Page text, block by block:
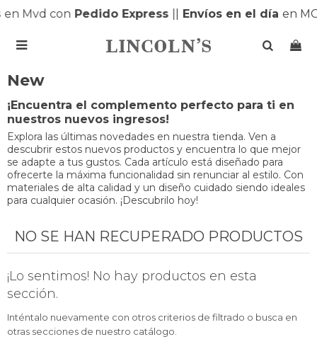
en Mvd conPedido Express Envíos en el día en

New
¡Encuentra el complemento perfecto para ti en
nuestros nuevos ingresos!
Explora las últimas novedades en nuestra tienda. Ven a
descubrir estos nuevos productos y encuentra lo que mejor
se adapte a tus gustos. Cada artículo está diseñado para
ofrecerte la máxima funcionalidad sin renunciar al estilo. Con
materiales de alta calidad y un diseño cuidado siendo ideales
para cualquier ocasión. ¡Descubrilo hoy!
NO SE HAN RECUPERADO PRODUCTOS
¡Lo sentimos! No hay productos en esta
sección.
Inténtalo nuevamente con otros criterios de filtrado o busca en
otras secciones de nuestro catálogo.